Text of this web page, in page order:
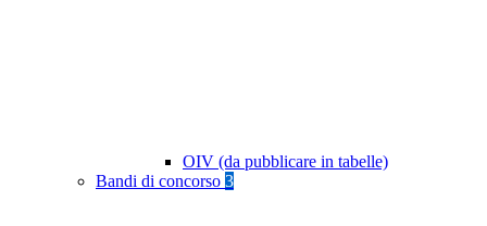
OIV (da pubblicare in tabelle)
Bandi di concorso 3